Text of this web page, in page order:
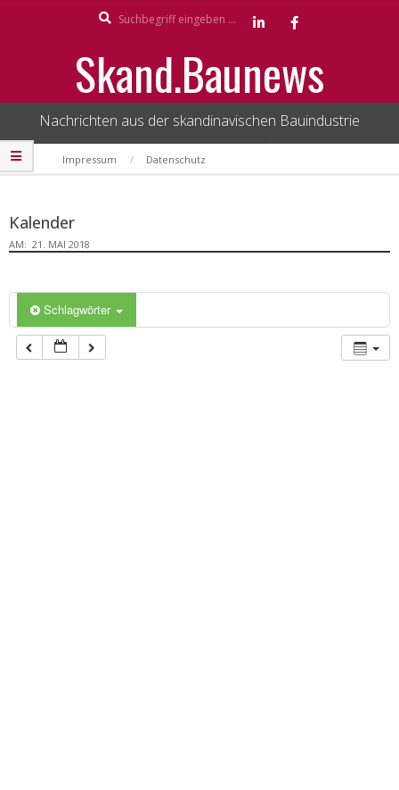
Skand.Baunews
Nachrichten aus der skandinavischen Bauindustrie
Secondary
Navigation
Impressum Datenschutz
Kalender
AM: 21. MAI 2018
Schlagwörter